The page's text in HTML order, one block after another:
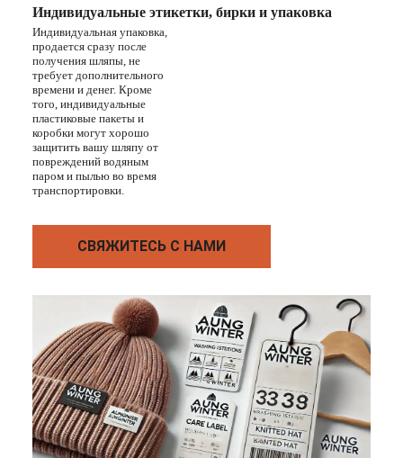
Индивидуальные этикетки, бирки и упаковка
Индивидуальная упаковка,
продается сразу после
получения шляпы, не
требует дополнительного
времени и денег. Кроме
того, индивидуальные
пластиковые пакеты и
коробки могут хорошо
защитить вашу шляпу от
повреждений водяным
паром и пылью во время
транспортировки.
СВЯЖИТЕСЬ С НАМИ